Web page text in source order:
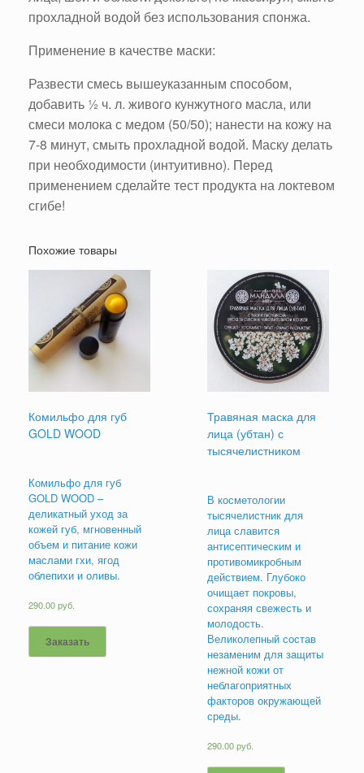
прохладной водой без использования спонжа.
Применение в качестве маски:
Развести смесь вышеуказанным способом,
добавить ½ ч. л. живого кунжутного масла, или
смеси молока с медом (50/50); нанести на кожу на
7-8 минут, смыть прохладной водой. Маску делать
при необходимости (интуитивно). Перед
применением сделайте тест продукта на локтевом
сгибе!
Похожие товары
Комильфо для губ
GOLD WOOD
Комильфо для губ
GOLD WOOD –
деликатный уход за
кожей губ, мгновенный
объем и питание кожи
маслами гхи, ягод
облепихи и оливы.
290.00руб.
Заказать
Травяная маска для
лица (убтан) с
тысячелистником
В косметологии
тысячелистник для
лица славится
антисептическим и
противомикробным
действием. Глубоко
очищает покровы,
сохраняя свежесть и
молодость.
Великолепный состав
незаменим для защиты
нежной кожи от
неблагоприятных
факторов окружающей
среды.
290.00руб.